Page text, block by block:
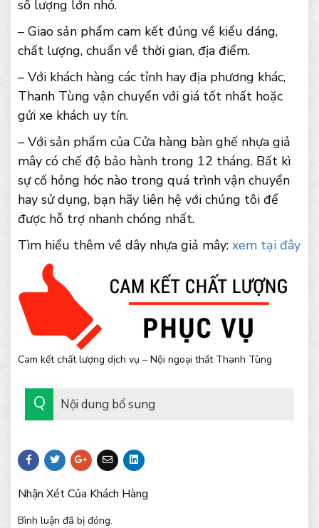
số lượng lớn nhỏ.
– Giao sản phẩm cam kết đúng về kiểu dáng,
chất lượng, chuẩn về thời gian, địa điểm.
– Với khách hàng các tỉnh hay địa phương khác,
Thanh Tùng vận chuyển với giá tốt nhất hoặc
gửi xe khách uy tín.
– Với sản phẩm của Cửa hàng bàn ghế nhựa giả
mây có chế độ bảo hành trong 12 tháng. Bất kì
sự cố hỏng hóc nào trong quá trình vận chuyển
hay sử dụng, bạn hãy liên hệ với chúng tôi để
được hỗ trợ nhanh chóng nhất.
Tìm hiểu thêm về dây nhựa giả mây: xem tại đây
Cam kết chất lượng dịch vụ – Nội ngoại thất Thanh Tùng
Nội dung bổ sung
Nhận Xét Của Khách Hàng
Bình luận đã bị đóng.